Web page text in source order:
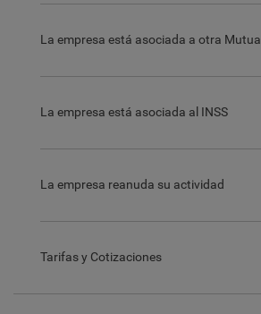
La empresa está asociada a otra Mutua
La empresa está asociada al INSS
La empresa reanuda su actividad
Tarifas y Cotizaciones